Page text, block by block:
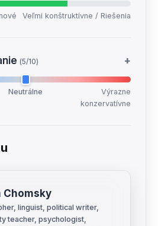
Veľmi konštruktívne / Riešenia
(5/10) +
Neutrálne
Výrazne
konzervatívne
Chomsky
linguist, political writer,
teacher, psychologist,